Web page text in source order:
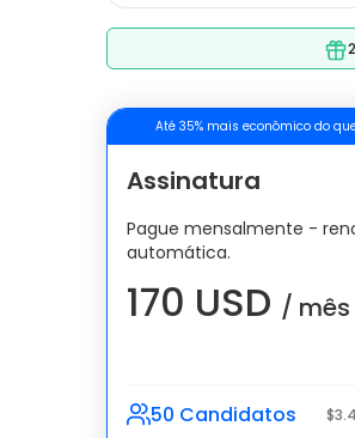
Até 35% mais econômico do
Assinatura
Pague mensalmente -
automática.
170 USD / mês
50 Candidatos